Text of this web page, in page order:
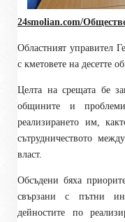
24smolian.com/
Областният управител
с кметовете на десетте
Целта на срещата бе
общините и
реализирането им,
сътрудничеството
власт.
Обсъдени бяха
свързани с пътни
дейностите по